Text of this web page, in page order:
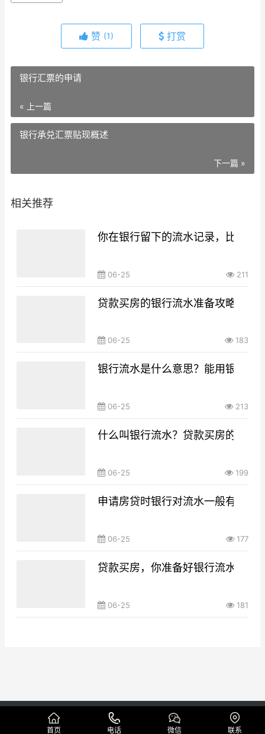
赞 (1) 打赏
银行汇票的申请
« 上一篇
银行承兑汇票贴现概述
下一篇 »
相关推荐
你在银行留下的流水记录，比你想
06-25 211
贷款买房的银行流水准备攻略，你
06-25 183
银行流水是什么意思？能用银行流
06-25 213
什么叫银行流水？贷款买房的银行
06-25 199
申请房贷时银行对流水一般有什么
06-25 177
贷款买房，你准备好银行流水了吗
06-25 181
Copyright © 本地代做工资流水制作公司 版权所有
首页
电话 微信 联系